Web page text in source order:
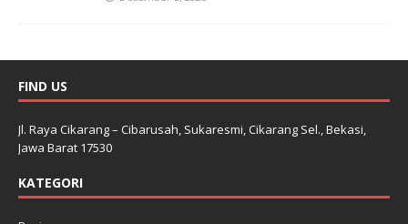
FIND US
Jl. Raya Cikarang – Cibarusah, Sukaresmi, Cikarang Sel., Bekasi,
Jawa Barat 17530
KATEGORI